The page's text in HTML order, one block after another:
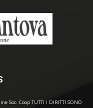
Soc. Coop TUTTI I DIRITTI SONO